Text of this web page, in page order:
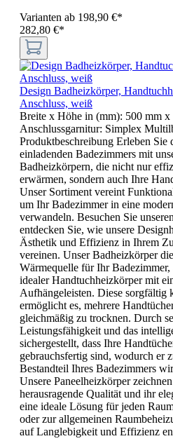
Varianten ab 198,90 €*
282,80 €*
Design Badheizkörper,
Anschluss, weiß
Breite x Höhe in (mm): 500 mm
Anschlussgarnitur: Simplex
Produktbeschreibung Erleben Sie
einladenden Badezimmers mit
Badheizkörpern, die nicht nur
erwärmen, sondern auch Ihre
Unser Sortiment vereint
um Ihr Badezimmer in eine
verwandeln. Besuchen Sie
entdecken Sie, wie unsere
Ästhetik und Effizienz in Ihrem
vereinen. Unser Badheizkörper
Wärmequelle für Ihr Badezimmer,
idealer Handtuchheizkörper mit
Aufhängeleisten. Diese sorgfältig
ermöglicht es, mehrere
gleichmäßig zu trocknen. Durch
Leistungsfähigkeit und das
sichergestellt, dass Ihre
gebrauchsfertig sind, wodurch er
Bestandteil Ihres Badezimmers
Unsere Paneelheizkörper
herausragende Qualität und ihr
eine ideale Lösung für jeden
oder zur allgemeinen
auf Langlebigkeit und Effizienz